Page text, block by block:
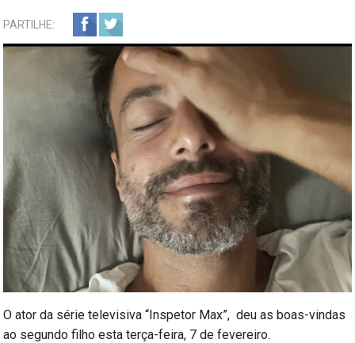
PARTILHE:
O ator da série televisiva “Inspetor Max”, deu as boas-vindas
ao segundo filho esta terça-feira, 7 de fevereiro.